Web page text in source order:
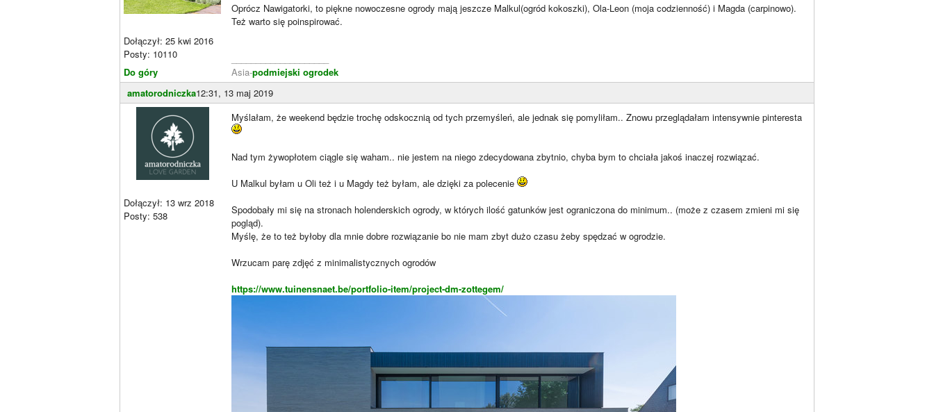
Dołączył: 25 kwi 2016
Posty: 10110
Do góry
Oprócz Nawigatorki, to piękne nowoczesne ogrody mają jeszcze Malkul(ogród kokoszki), Ola-Leon (moja codzienność) i Magda (carpinowo).
Też warto się poinspirować.
Asia-podmiejski ogrodek
amatorodniczka12:31, 13 maj 2019
Dołączył: 13 wrz 2018
Posty: 538
Myślałam, że weekend będzie trochę odskocznią od tych przemyśleń, ale jednak się pomyliłam.. Znowu przeglądałam intensywnie pinteresta
Nad tym żywopłotem ciągle się waham.. nie jestem na niego zdecydowana zbytnio, chyba bym to chciała jakoś inaczej rozwiązać.
U Malkul byłam u Oli też i u Magdy też byłam, ale dzięki za polecenie
Spodobały mi się na stronach holenderskich ogrody, w których ilość gatunków jest ograniczona do minimum.. (może z czasem zmieni mi się
pogląd).
Myślę, że to też byłoby dla mnie dobre rozwiązanie bo nie mam zbyt dużo czasu żeby spędzać w ogrodzie.
Wrzucam parę zdjęć z minimalistycznych ogrodów
https://www.tuinensnaet.be/portfolio-item/project-dm-zottegem/